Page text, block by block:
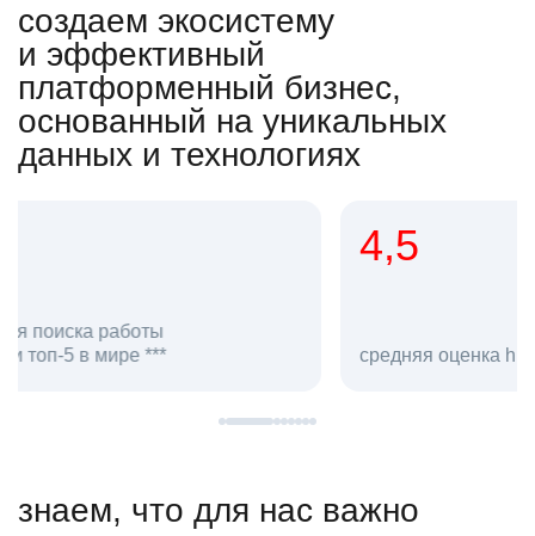
создаем экосистему
и эффективный
платформенный бизнес,
основанный на уникальных
данных и технологиях
средняя оценка hh.ru как работодателя **
в hh.ru
знаем, что для нас важно